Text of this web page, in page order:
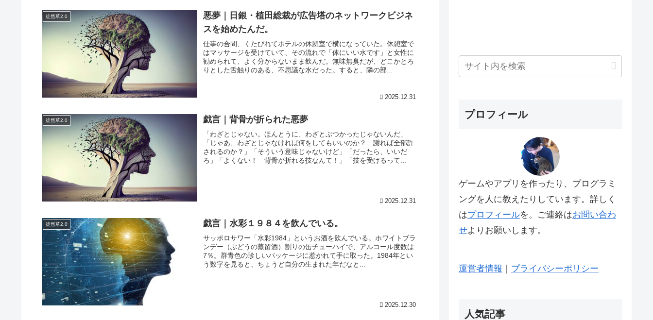
徒然草2.0
悪夢｜日銀・植田総裁が広告塔のネットワークビジネ
スを始めたんだ。
仕事の合間、くたびれてホテルの休憩室で横になっていた。休憩室で
はマッサージを受けていて、その流れで「体にいい水です」と女性に
勧められて、よく分からないまま飲んだ。無味無臭だが、どこかとろ
りとした舌触りのある、不思議な水だった。すると、隣の部...
2025.12.31
徒然草2.0 戯言｜背骨が折られた悪夢
「わざとじゃない。ほんとうに、わざとぶつかったじゃないんだ」
「じゃあ、わざとじゃなければ何をしてもいいのか？ 謝れば全部許
されるのか？」「そういう意味じゃないけど」「だったら、いいだ
ろ」「よくない！ 背骨が折れる技なんて！」「技を受けるって...
2025.12.31
徒然草2.0 戯言｜水彩１９８４を飲んでいる。
サッポロサワー「水彩1984」というお酒を飲んでいる。ホワイトブラ
ンデー（ぶどうの蒸留酒）割りの缶チューハイで、アルコール度数は
7％。群青色の珍しいパッケージに惹かれて手に取った。1984年とい
う数字を見ると、ちょうど自分の生まれた年だなと...
2025.12.30
プロフィール
ゲームやアプリを作ったり、プログラミ
ングを人に教えたりしています。詳しく
はプロフィールを。ご連絡はお問い合わ
せよりお願いします。
運営者情報 プライバシーポリシー
人気記事